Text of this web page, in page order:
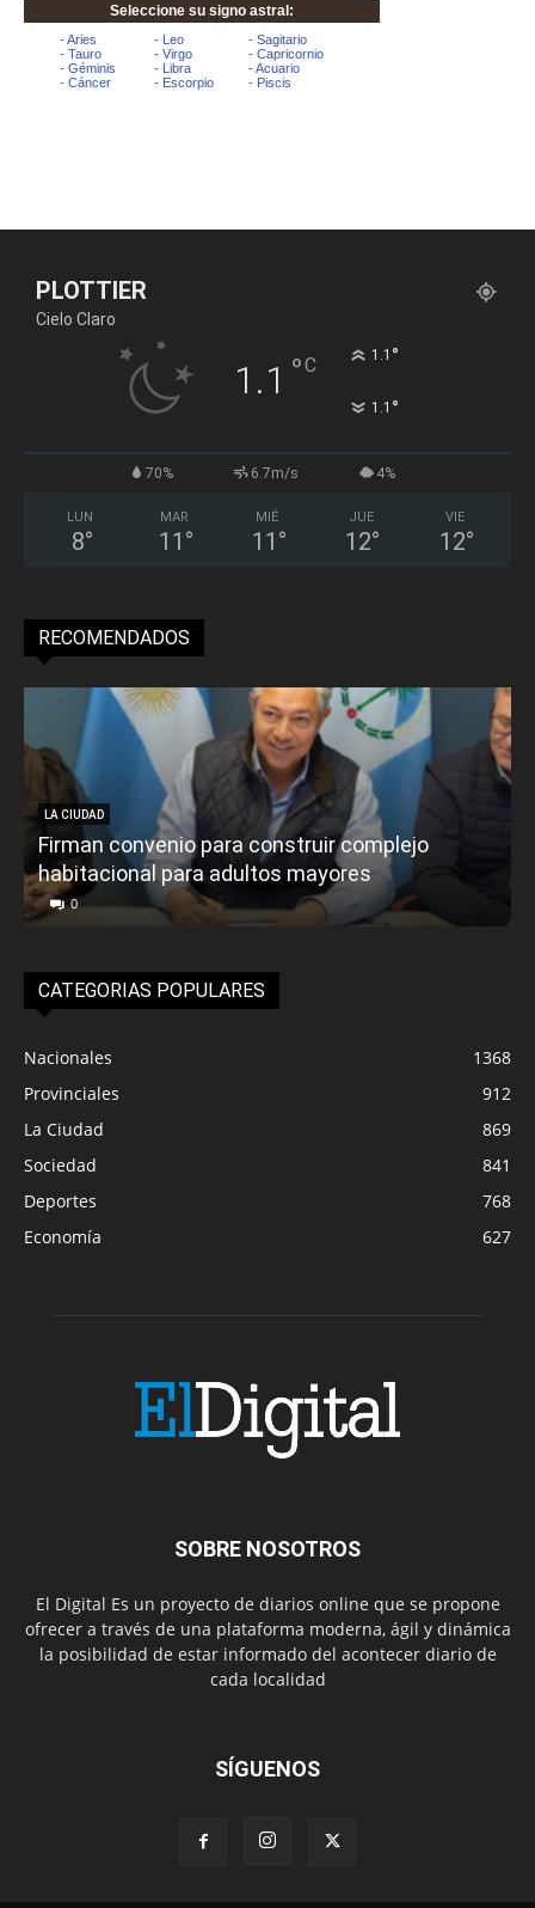
PLOTTIER
Cielo Claro
1.1 °C 1.1 °
1.1 °
70% 6.7m/s 4%
LUN
8°
MAR
11 °
MIÉ
11 °
JUE
12°
VIE
12°
RECOMENDADOS
LA CIUDAD
Firman convenio para construir complejo
habitacional para adultos mayores
0
CATEGORIAS POPULARES
Nacionales
1368
Provinciales
912
La Ciudad
869
Sociedad
841
Deportes
768
Economía
627
SOBRE NOSOTROS
El Digital Es un proyecto de diarios online que se propone
ofrecer a través de una plataforma moderna, ágil y dinámica
la posibilidad de estar informado del acontecer diario de
cada localidad
SÍGUENOS